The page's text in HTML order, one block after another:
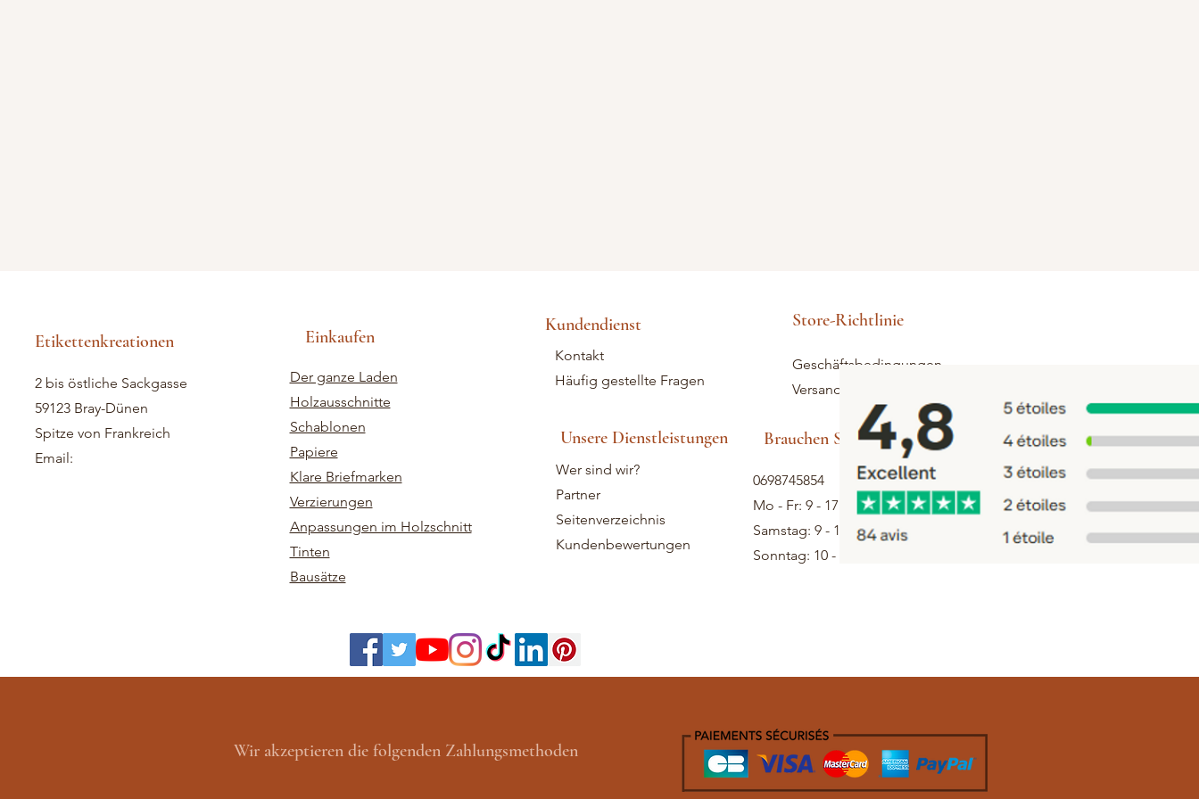
Etikettenkreationen
2 bis östliche Sackgasse
59123 Bray-Dünen
Spitze von Frankreich
Email:
Einkaufen
Der ganze Laden
Holzausschnitte
Schablonen
Papiere
Klare Briefmarken
Verzierungen
Anpassungen im Holzschnitt
Tinten
Bausätze
Store-Richtlinie
Geschäftsbedingungen
Versand und Rücksendungen
Brauchen Sie Hilfe
0698745854
Mo - Fr: 9 - 17 Uhr
Samstag: 9 - 13 Uhr
Sonntag: 10 - 12 Uhr
Wir akzeptieren die folgenden Zahlungsmethoden
Wer sind wir?
Partner
Seitenverzeichnis
Kundenbewertungen
Unsere Dienstleistungen
Kontakt
Häufig gestellte Fragen
Kundendienst